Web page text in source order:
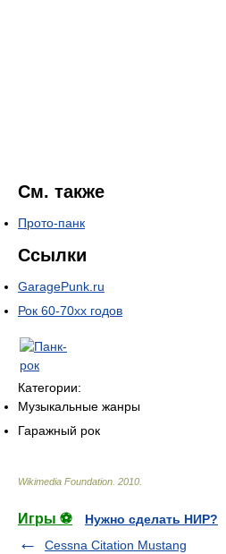
См. также
Прото-панк
Ссылки
GaragePunk.ru
Рок 60-70хх годов
Категории:
Музыкальные жанры
Гаражный рок
Wikimedia Foundation 2010
Игры ⚽
Нужно сделать НИР?
Cessna Citation Mustang